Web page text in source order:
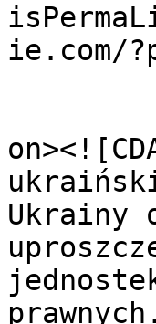
ie.com/
Ukrainy